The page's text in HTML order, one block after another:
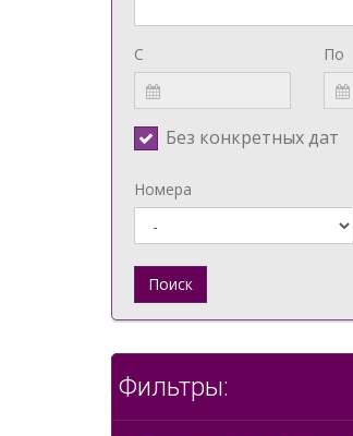
С По
Без конкретных дат
Номера
Поиск
Фильтры: